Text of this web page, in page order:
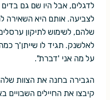
לדגלים, אבל היו שם גם בדים
לצביעה. אותם היא השאירה
שלהם, לשימוש לתיקון
לאלשנק. תגיד לו שייתן'ך
על מה אני 'דברת".
הגבירה בחנה את הצוות שלה
קיבצו את החיילים השבויים